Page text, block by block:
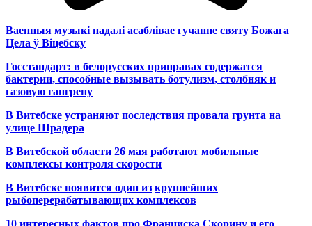
Ваенныя музыкі надалі асаблівае гучанне святу Божага
Цела ў Віцебску
Госстандарт: в белорусских приправах содержатся
бактерии, способные вызывать ботулизм, столбняк и
газовую гангрену
В Витебске устраняют последствия провала грунта на
улице Шрадера
В Витебской области 26 мая работают мобильные
комплексы контроля скорости
В Витебске появится один из крупнейших
рыбоперерабатывающих комплексов
10 интересных фактов про Франциска Скорину и его